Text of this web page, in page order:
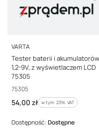
PRODUCENT
VARTA
Tester baterii i akumulatorów
1,2-9V, z wyświetlaczem LCD
75305
Kod producenta
75305
Cena brutto
54,00 zł w tym %s VAT
w tym 23% VAT
Dostępność:Dostępne